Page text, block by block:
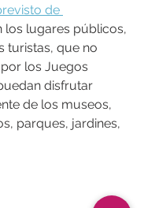
de
los lugares públicos,
turistas, que no
los Juegos
disfrutar
de los museos,
parques, jardines,